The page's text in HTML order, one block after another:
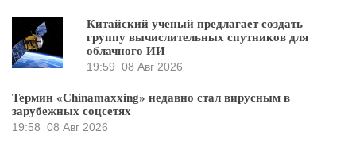
Китайский ученый предлагает создать
группу вычислительных спутников для
облачного ИИ
19:59 08 Авг 2026
Термин «Chinamaxxing» недавно стал вирусным в
зарубежных соцсетях
19:58 08 Авг 2026